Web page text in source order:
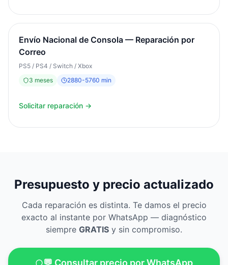
Envío Nacional de Consola — Reparación por
Correo
PS5 / PS4 / Switch / Xbox
3 meses 2880-5760 min
Solicitar reparación →
Presupuesto y precio actualizado
Cada reparación es distinta. Te damos el precio
exacto al instante por WhatsApp — diagnóstico
siempre GRATIS y sin compromiso.
💬 Consultar precio por WhatsApp